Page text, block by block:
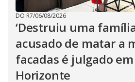
DO R7/06/08/2026
‘Destruiu uma
acusado de matar a
facadas é julgado
Horizonte